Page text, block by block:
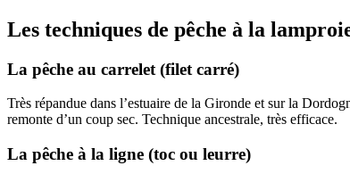
Les techniques de pêche à la
La pêche au carrelet (filet carré)
Très répandue dans l’estuaire de la Gironde et sur la
remonte d’un coup sec. Technique ancestrale, très efficace.
La pêche à la ligne (toc ou leurre)